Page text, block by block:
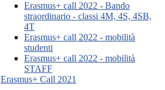
Erasmus+ call 2022 - Bando
straordinario - classi 4M, 4S, 4SB,
4T
Erasmus+ call 2022 - mobilità
studenti
Erasmus+ call 2022 - mobilità
STAFF
Erasmus+ Call 2021